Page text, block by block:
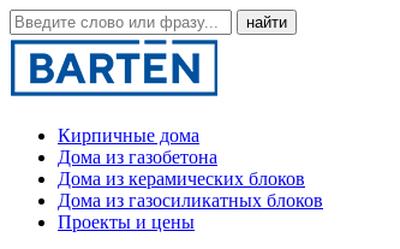
Кирпичные дома
Дома из газобетона
Дома из керамических блоков
Дома из газосиликатных блоков
Проекты и цены